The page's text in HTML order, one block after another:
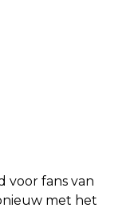
voor fans van
met het